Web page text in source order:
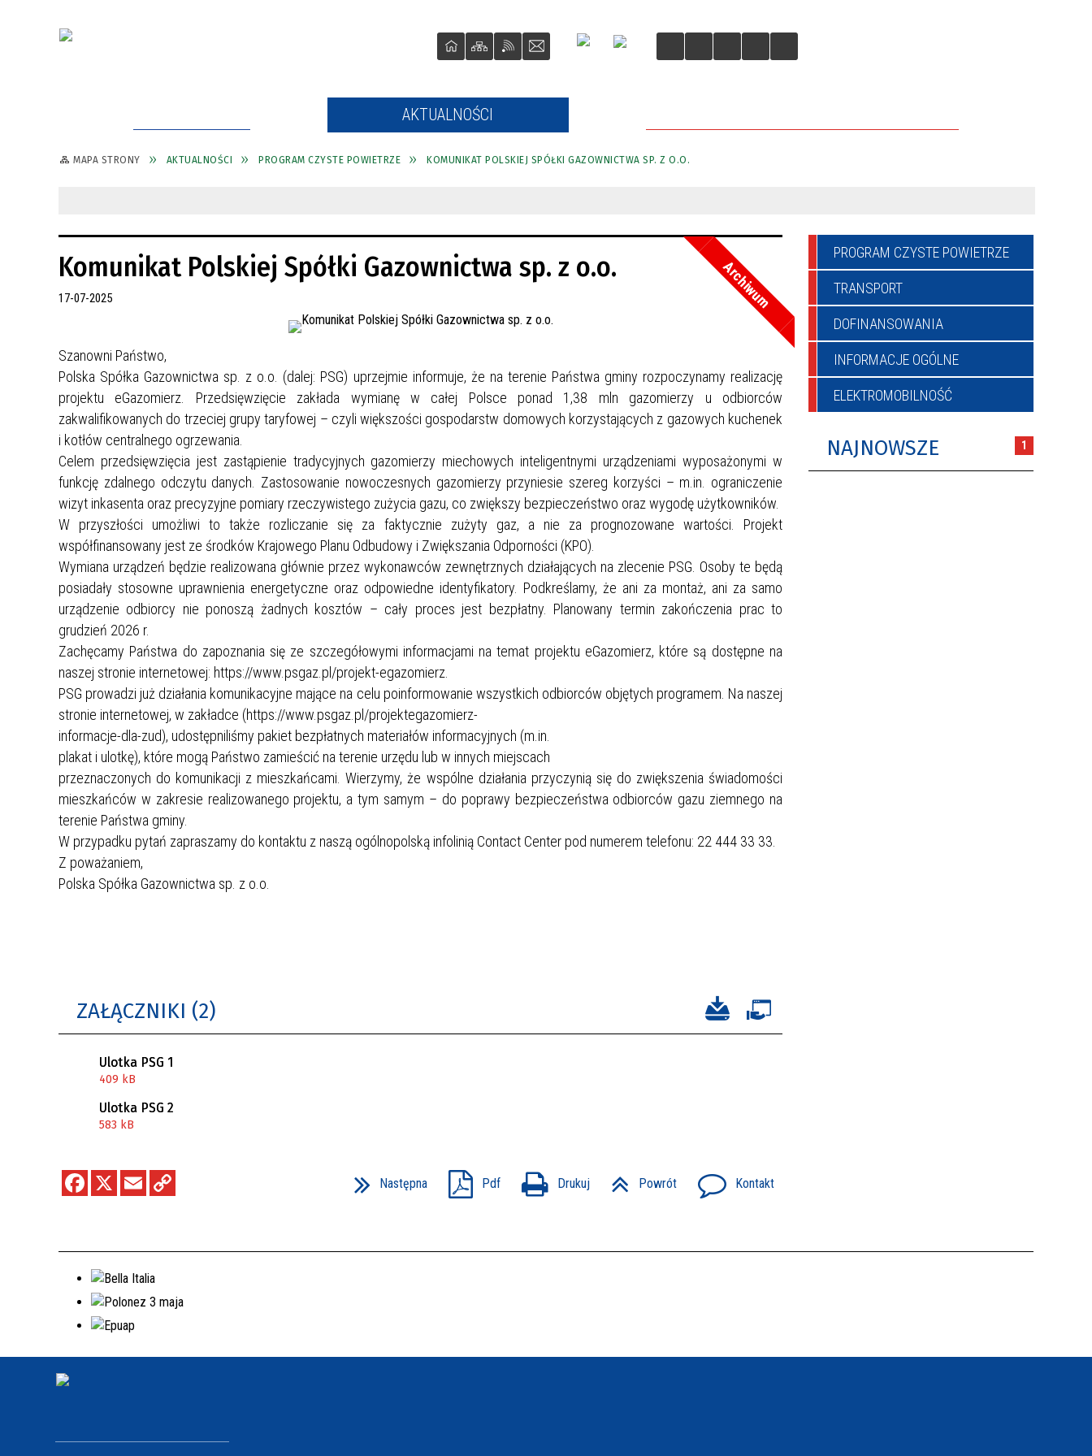
AKTUALNOŚCI
MAPA STRONY AKTUALNOŚCI PROGRAM CZYSTE POWIETRZE KOMUNIKAT POLSKIEJ SPÓŁKI GAZOWNICTWA SP. Z O.O.
Komunikat Polskiej Spółki Gazownictwa sp. z o.o.
17-07-2025 Archiwum
Szanowni Państwo,
Polska Spółka Gazownictwa sp. z o.o. (dalej: PSG) uprzejmie informuje, że na terenie Państwa gminy rozpoczynamy realizację
projektu eGazomierz. Przedsięwzięcie zakłada wymianę w całej Polsce ponad 1,38 mln gazomierzy u odbiorców
zakwalifikowanych do trzeciej grupy taryfowej – czyli większości gospodarstw domowych korzystających z gazowych kuchenek
i kotłów centralnego ogrzewania.
Celem przedsięwzięcia jest zastąpienie tradycyjnych gazomierzy miechowych inteligentnymi urządzeniami wyposażonymi w
funkcję zdalnego odczytu danych. Zastosowanie nowoczesnych gazomierzy przyniesie szereg korzyści – m.in. ograniczenie
wizyt inkasenta oraz precyzyjne pomiary rzeczywistego zużycia gazu, co zwiększy bezpieczeństwo oraz wygodę użytkowników.
W przyszłości umożliwi to także rozliczanie się za faktycznie zużyty gaz, a nie za prognozowane wartości. Projekt
współfinansowany jest ze środków Krajowego Planu Odbudowy i Zwiększania Odporności (KPO).
Wymiana urządzeń będzie realizowana głównie przez wykonawców zewnętrznych działających na zlecenie PSG. Osoby te będą
posiadały stosowne uprawnienia energetyczne oraz odpowiedne identyfikatory. Podkreślamy, że ani za montaż, ani za samo
urządzenie odbiorcy nie ponoszą żadnych kosztów – cały proces jest bezpłatny. Planowany termin zakończenia prac to
grudzień 2026 r.
Zachęcamy Państwa do zapoznania się ze szczegółowymi informacjami na temat projektu eGazomierz, które są dostępne na
naszej stronie internetowej: https://www.psgaz.pl/projekt-egazomierz.
PSG prowadzi już działania komunikacyjne mające na celu poinformowanie wszystkich odbiorców objętych programem. Na naszej
stronie internetowej, w zakładce (https://www.psgaz.pl/projektegazomierz-
informacje-dla-zud), udostępniliśmy pakiet bezpłatnych materiałów informacyjnych (m.in.
plakat i ulotkę), które mogą Państwo zamieścić na terenie urzędu lub w innych miejscach
przeznaczonych do komunikacji z mieszkańcami. Wierzymy, że wspólne działania przyczynią się do zwiększenia świadomości
mieszkańców w zakresie realizowanego projektu, a tym samym – do poprawy bezpieczeństwa odbiorców gazu ziemnego na
terenie Państwa gminy.
W przypadku pytań zapraszamy do kontaktu z naszą ogólnopolską infolinią Contact Center pod numerem telefonu: 22 444 33 33.
Z poważaniem,
Polska Spółka Gazownictwa sp. z o.o.
ZAŁĄCZNIKI (2)
Ulotka PSG 1
409 kB
Ulotka PSG 2
583 kB
Następna Pdf Drukuj Powrót Kontakt
PROGRAM CZYSTE POWIETRZE
TRANSPORT
DOFINANSOWANIA
INFORMACJE OGÓLNE
ELEKTROMOBILNOŚĆ
NAJNOWSZE 1